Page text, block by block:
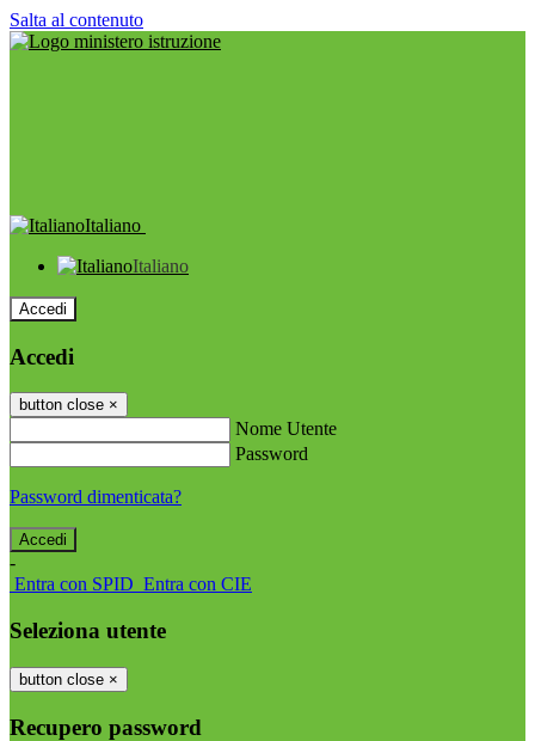
Salta al contenuto
Italiano
Italiano
Accedi
Accedi
button close ×
Nome Utente
Password
Password dimenticata?
-
Entra con SPID Entra con CIE
Seleziona utente
button close ×
Recupero password